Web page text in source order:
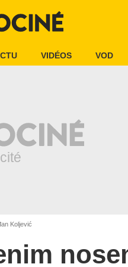
VIDÉOS VOD
Koljević